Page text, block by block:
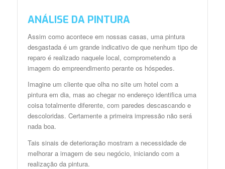
ANÁLISE DA PINTURA
Assim como acontece em nossas casas, uma pintura
desgastada é um grande indicativo de que nenhum tipo de
reparo é realizado naquele local, comprometendo a
imagem do empreendimento perante os hóspedes.
Imagine um cliente que olha no site um hotel com a
pintura em dia, mas ao chegar no endereço identifica uma
coisa totalmente diferente, com paredes descascando e
descoloridas. Certamente a primeira impressão não será
nada boa.
Tais sinais de deterioração mostram a necessidade de
melhorar a imagem de seu negócio, iniciando com a
realização da pintura.